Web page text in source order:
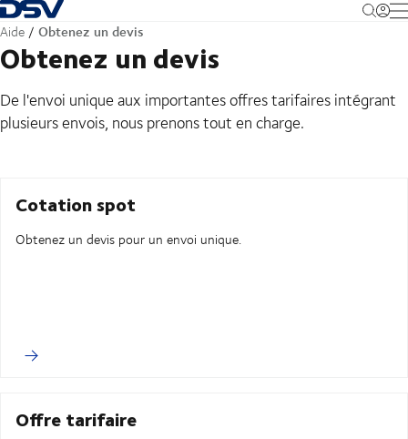
Retour à la page d'accueil
Aide Obtenez un devis
Obtenez un devis
De l'envoi unique aux importantes offres tarifaires intégrant
plusieurs envois, nous prenons tout en charge.
Cotation spot
Obtenez un devis pour un envoi unique.
Offre tarifaire